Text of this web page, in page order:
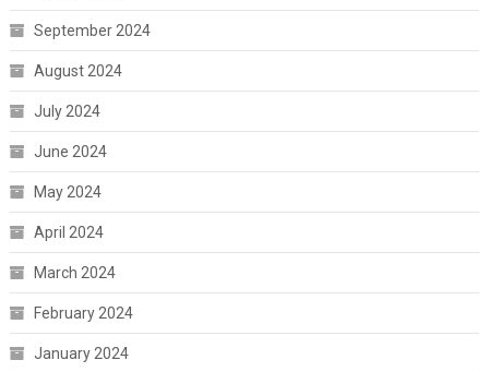
September 2024
August 2024
July 2024
June 2024
May 2024
April 2024
March 2024
February 2024
January 2024